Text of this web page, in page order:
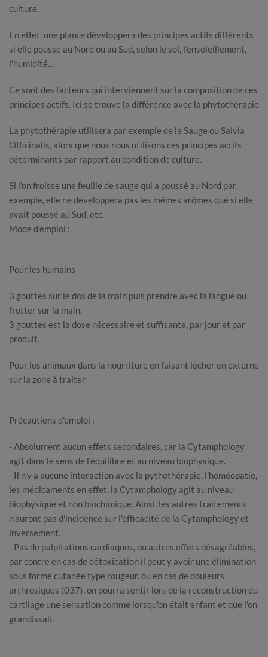
culture.
En effet, une plante développera des principes actifs différents
si elle pousse au Nord ou au Sud, selon le sol, l'ensoleillement,
l'humidité...
Ce sont des facteurs qui interviennent sur la composition de ces
principes actifs. Ici se trouve la différence avec la phytothérapie
La phytothérapie utilisera par exemple de la Sauge ou Salvia
Officinalis, alors que nous nous utilisons ces principes actifs
déterminants par rapport au condition de culture.
Si l'on froisse une feuille de sauge qui a poussé au Nord par
exemple, elle ne développera pas les mêmes arômes que si elle
avait poussé au Sud, etc.
Mode d'emploi :
Pour les humains
3 gouttes sur le dos de la main puis prendre avec la langue ou
frotter sur la main.
3 gouttes est la dose nécessaire et suffisante, par jour et par
produit.
Pour les animaux dans la nourriture en faisant lécher en externe
sur la zone à traiter
Précautions d'emploi :
- Absolument aucun effets secondaires, car la Cytamphology
agit dans le sens de l'équilibre et au niveau biophysique.
- Il n'y a aucune interaction avec la pythothérapie, l'homéopatie,
les médicaments en effet, la Cytamphology agit au niveau
biophysique et non biochimique. Ainsi, les autres traitements
n'auront pas d'incidence sur l'efficacité de la Cytamphology et
inversement.
- Pas de palpitations cardiaques, ou autres effets désagréables,
par contre en cas de détoxication il peut y avoir une élimination
sous forme cutanée type rougeur, ou en cas de douleurs
arthrosiques (037), on pourra sentir lors de la reconstruction du
cartilage une sensation comme lorsqu'on était enfant et que l'on
grandissait.